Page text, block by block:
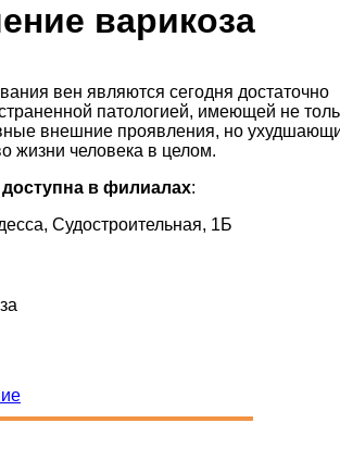
варикоза
вен являются сегодня достаточно
патологией, имеющей не
внешние проявления, но
жизни человека в целом.
доступна в филиалах:
Судостроительная, 1Б